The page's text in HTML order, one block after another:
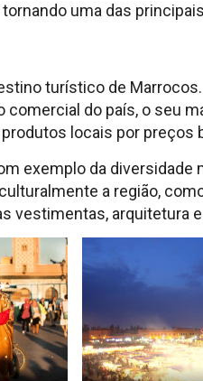
uma das
turístico de
comercial do país, o seu
locais por preços
exemplo da
a região,
vestimentas, arquitetura